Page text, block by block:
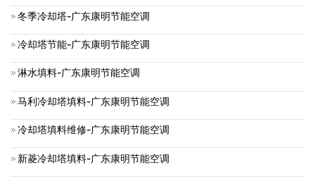
冬季冷却塔-广东康明节能空调
冷却塔节能-广东康明节能空调
淋水填料-广东康明节能空调
马利冷却塔填料-广东康明节能空调
冷却塔填料维修-广东康明节能空调
新菱冷却塔填料-广东康明节能空调